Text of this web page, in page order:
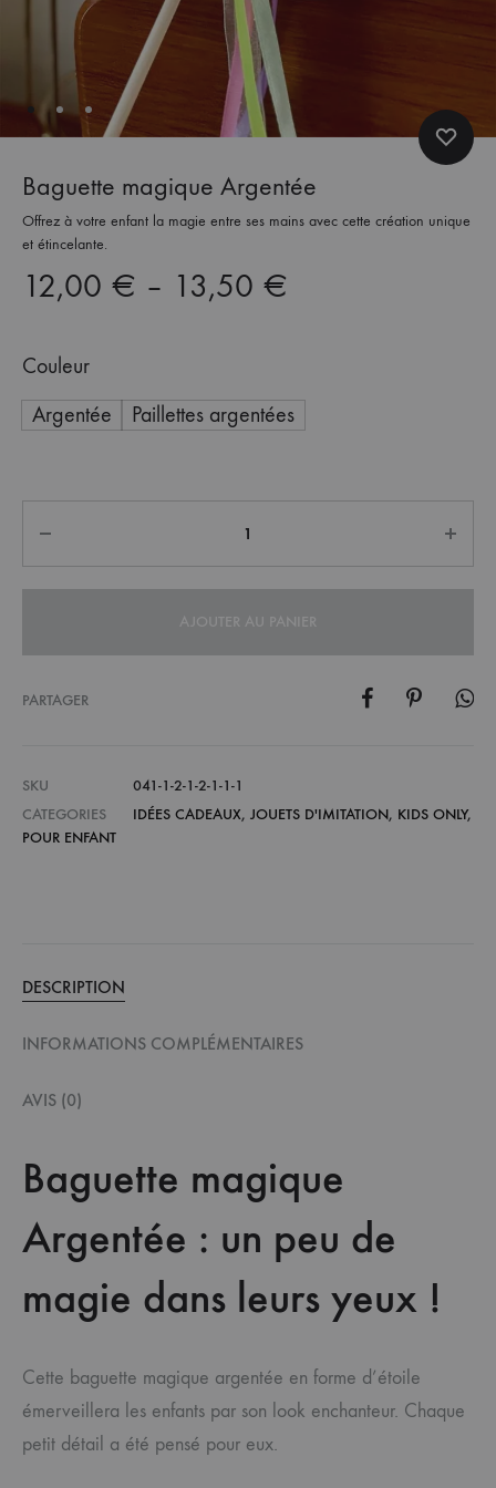
Baguette magique Argentée
Offrez à votre enfant la magie entre ses mains avec cette création unique
et étincelante.
12,00 € – 13,50 €
Couleur
Argentée
Paillettes argentées
AJOUTER AU PANIER
PARTAGER
SKU
041-1-2-1-2-1-1-1
CATEGORIES
IDÉES CADEAUX, JOUETS D'IMITATION, KIDS ONLY,
POUR ENFANT
DESCRIPTION
INFORMATIONS COMPLÉMENTAIRES
AVIS (0)
Baguette magique
Argentée : un peu de
magie dans leurs yeux !
Cette baguette magique argentée en forme d’étoile
émerveillera les enfants par son look enchanteur. Chaque
petit détail a été pensé pour eux.